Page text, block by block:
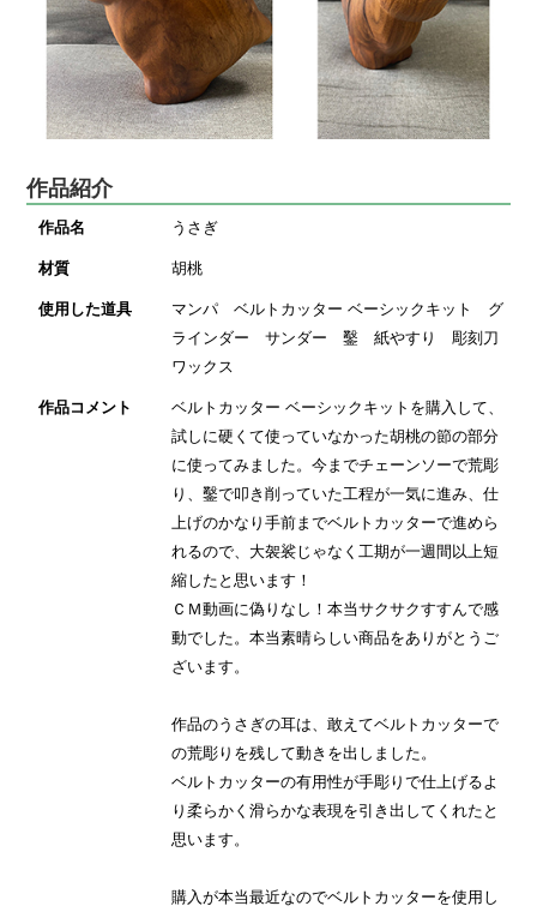
作品紹介
作品名 うさぎ
材質 胡桃
使用した道具
マンパ ベルトカッター ベーシックキット グ
ラインダー サンダー 鑿 紙やすり 彫刻刀
ワックス
作品コメント
ベルトカッター ベーシックキットを購入して、
試しに硬くて使っていなかった胡桃の節の部分
に使ってみました。今までチェーンソーで荒彫
り、鑿で叩き削っていた工程が一気に進み、仕
上げのかなり手前までベルトカッターで進めら
れるので、大袈裟じゃなく工期が一週間以上短
縮したと思います！
ＣＭ動画に偽りなし！本当サクサクすすんで感
動でした。本当素晴らしい商品をありがとうご
ざいます。
作品のうさぎの耳は、敢えてベルトカッターで
の荒彫りを残して動きを出しました。
ベルトカッターの有用性が手彫りで仕上げるよ
り柔らかく滑らかな表現を引き出してくれたと
思います。
購入が本当最近なのでベルトカッターを使用し